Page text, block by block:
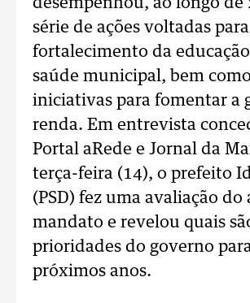
desempenhou, ao longo de
série de ações voltadas
fortalecimento da
saúde municipal, bem
iniciativas para fomentar a
renda. Em entrevista
Portal aRede e Jornal da
terça-feira (14), o prefeito
(PSD) fez uma avaliação do
mandato e revelou quais
prioridades do governo
próximos anos.